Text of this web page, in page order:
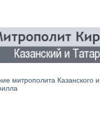
митрополита Казанского и